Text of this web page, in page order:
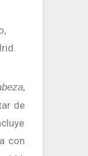
,
de
con